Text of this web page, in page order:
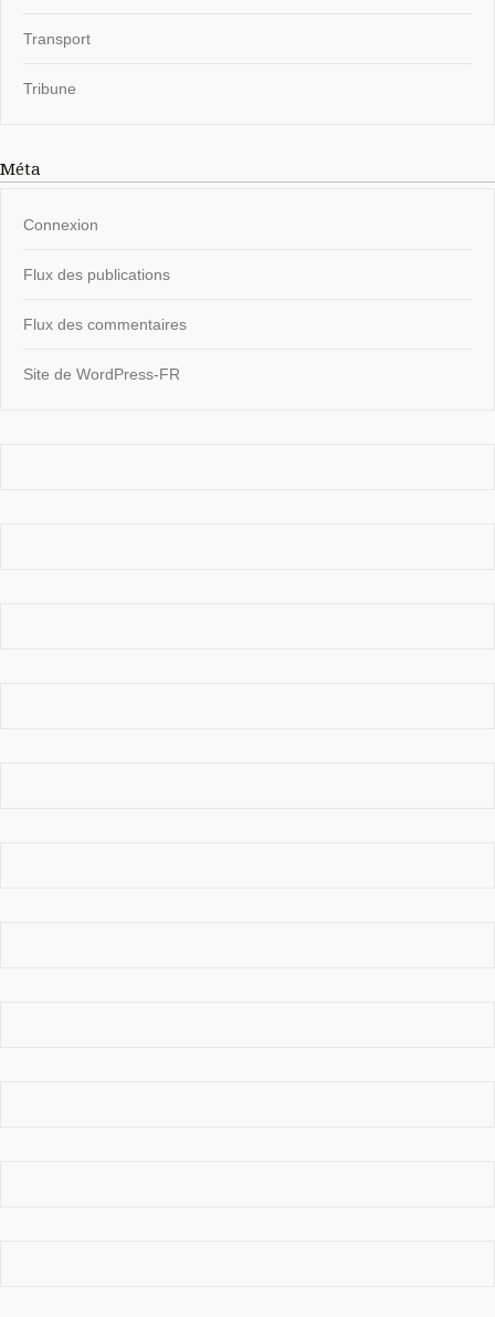
Transport
Tribune
Méta
Connexion
Flux des publications
Flux des commentaires
Site de WordPress-FR